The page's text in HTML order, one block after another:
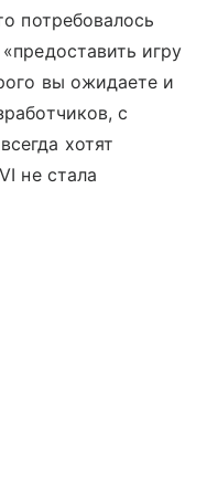
потребовалось
игру
вы ожидаете и
с
хотят
не стала